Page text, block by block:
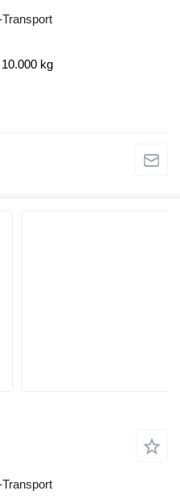
10.000 kg